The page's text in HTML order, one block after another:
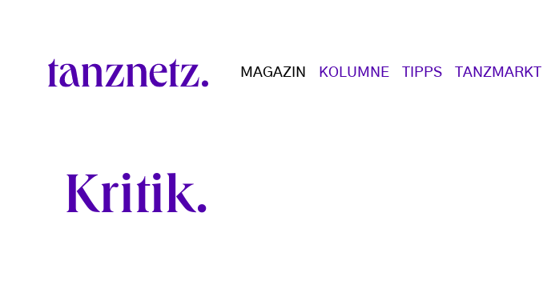
Main navigation
MAGAZIN KOLUMNE TIPPS TANZMARKT
Kritik